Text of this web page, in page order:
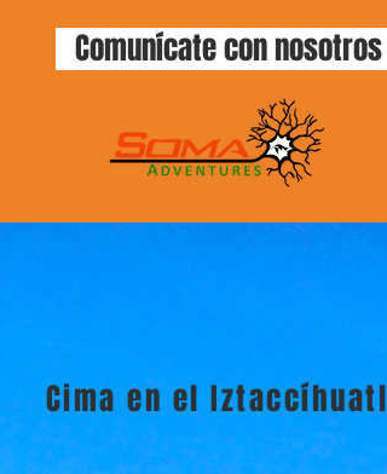
Comunícate con nosotros
Cima en el Iztaccíhuatl